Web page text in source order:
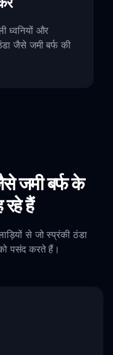
ध्वनियों और
जैसे जमी बर्फ की
जमी बर्फ के
रहे हैं
से जो स्प्रंकी ठंडा
पसंद करते हैं।